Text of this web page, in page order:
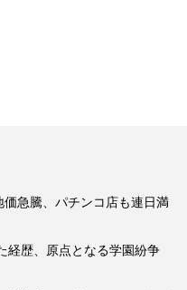
急騰、パチンコ店も連日満
経歴、原点となる学園紛争